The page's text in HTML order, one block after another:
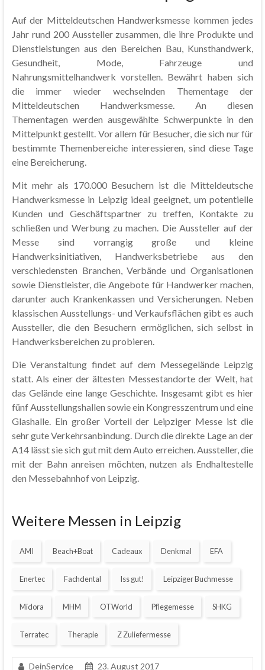
Auf der Mitteldeutschen Handwerksmesse kommen jedes
Jahr rund 200 Aussteller zusammen, die ihre Produkte und
Dienstleistungen aus den Bereichen Bau, Kunsthandwerk,
Gesundheit, Mode, Fahrzeuge und
Nahrungsmittelhandwerk vorstellen. Bewährt haben sich
die immer wieder wechselnden Thementage der
Mitteldeutschen Handwerksmesse. An diesen
Thementagen werden ausgewählte Schwerpunkte in den
Mittelpunkt gestellt. Vor allem für Besucher, die sich nur für
bestimmte Themenbereiche interessieren, sind diese Tage
eine Bereicherung.
Mit mehr als 170.000 Besuchern ist die Mitteldeutsche
Handwerksmesse in Leipzig ideal geeignet, um potentielle
Kunden und Geschäftspartner zu treffen, Kontakte zu
schließen und Werbung zu machen. Die Aussteller auf der
Messe sind vorrangig große und kleine
Handwerksinitiativen, Handwerksbetriebe aus den
verschiedensten Branchen, Verbände und Organisationen
sowie Dienstleister, die Angebote für Handwerker machen,
darunter auch Krankenkassen und Versicherungen. Neben
klassischen Ausstellungs- und Verkaufsflächen gibt es auch
Aussteller, die den Besuchern ermöglichen, sich selbst in
Handwerksbereichen zu probieren.
Die Veranstaltung findet auf dem Messegelände Leipzig
statt. Als einer der ältesten Messestandorte der Welt, hat
das Gelände eine lange Geschichte. Insgesamt gibt es hier
fünf Ausstellungshallen sowie ein Kongresszentrum und eine
Glashalle. Ein großer Vorteil der Leipziger Messe ist die
sehr gute Verkehrsanbindung. Durch die direkte Lage an der
A14 lässt sie sich gut mit dem Auto erreichen. Aussteller, die
mit der Bahn anreisen möchten, nutzen als Endhaltestelle
den Messebahnhof von Leipzig.
Weitere Messen in Leipzig
AMI Beach+Boat Cadeaux Denkmal EFA
Enertec Fachdental Iss gut! Leipziger Buchmesse
Midora MHM OTWorld Pflegemesse SHKG
Terratec Therapie Z Zuliefermesse
DeinService
23. August 2017